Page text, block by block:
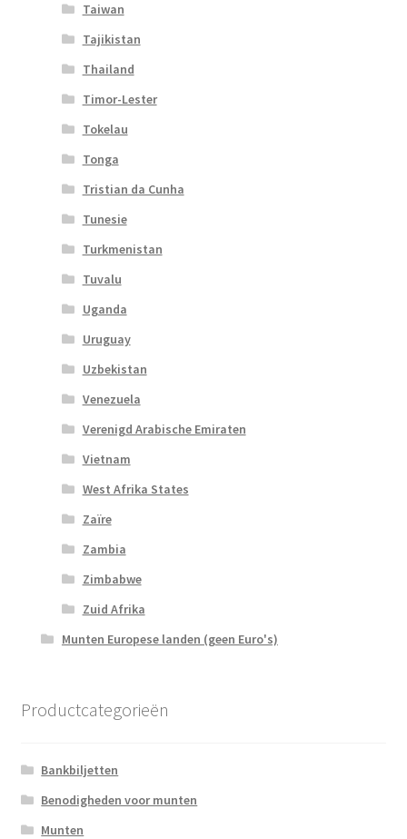
Taiwan
Tajikistan
Thailand
Timor-Lester
Tokelau
Tonga
Tristian da Cunha
Tunesie
Turkmenistan
Tuvalu
Uganda
Uruguay
Uzbekistan
Venezuela
Verenigd Arabische Emiraten
Vietnam
West Afrika States
Zaïre
Zambia
Zimbabwe
Zuid Afrika
Munten Europese landen (geen Euro's)
Productcategorieën
Bankbiljetten
Benodigheden voor munten
Munten